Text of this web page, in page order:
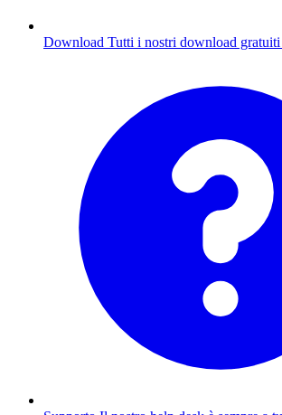
Download Tutti i nostri download